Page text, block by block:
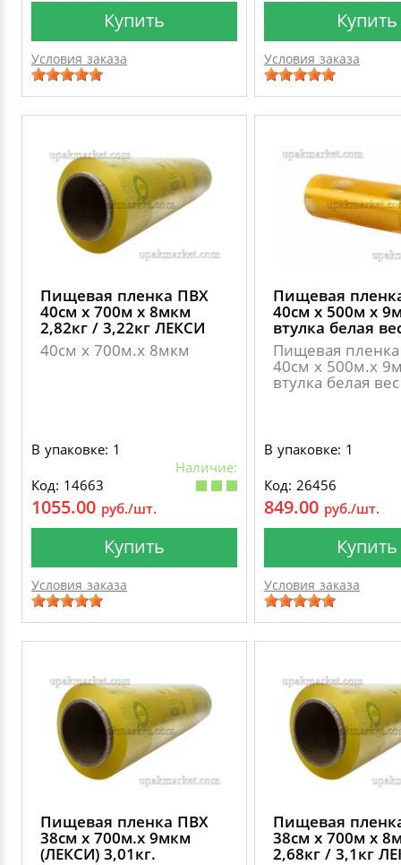
Купить
Условия заказа
Купить
Условия заказа
Пищевая пленка ПВХ
40см х 700м х 8мкм
2,82кг / 3,22кг ЛЕКСИ
40см х 700м.х 8мкм
В упаковке: 1
Наличие:
Код: 14663
1055.00 руб./шт.
Купить
Условия заказа
Пищевая
40см х 500м х
втулка белая
Пищевая
40см х 500м.х
втулка белая
В упаковке: 1
Код: 26456
849.00 руб./шт.
Купить
Условия заказа
Пищевая пленка ПВХ
38см х 700м.х 9мкм
(ЛЕКСИ) 3,01кг.
Пищевая
38см х 700м х
2,68кг / 3,1кг